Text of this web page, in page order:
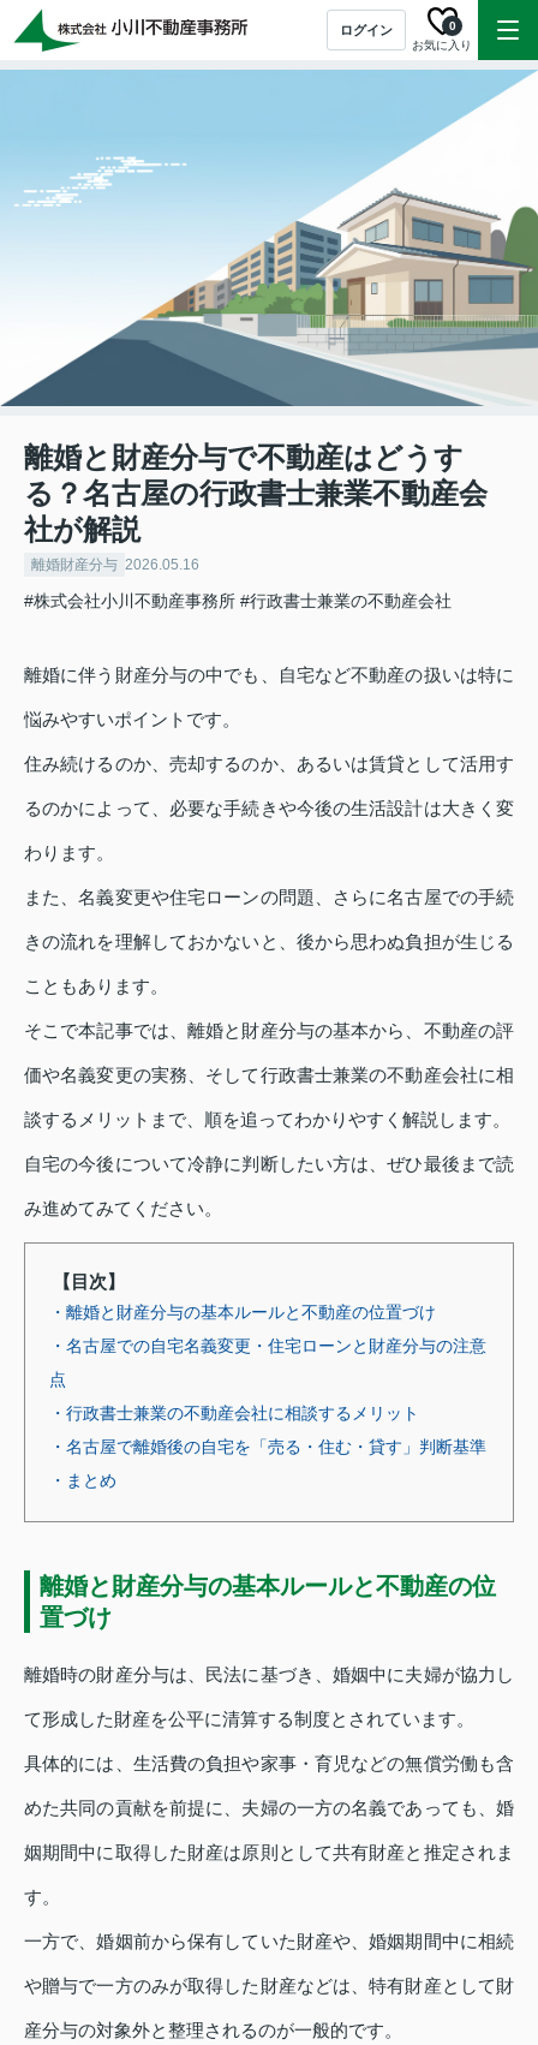
ログイン
お気に入り
0
離婚と財産分与で不動産はどうす
る？名古屋の行政書士兼業不動産会
社が解説
離婚財産分与 2026.05.16
#株式会社小川不動産事務所 #行政書士兼業の不動産会社
離婚に伴う財産分与の中でも、自宅など不動産の扱いは特に
悩みやすいポイントです。
住み続けるのか、売却するのか、あるいは賃貸として活用す
るのかによって、必要な手続きや今後の生活設計は大きく変
わります。
また、名義変更や住宅ローンの問題、さらに名古屋での手続
きの流れを理解しておかないと、後から思わぬ負担が生じる
こともあります。
そこで本記事では、離婚と財産分与の基本から、不動産の評
価や名義変更の実務、そして行政書士兼業の不動産会社に相
談するメリットまで、順を追ってわかりやすく解説します。
自宅の今後について冷静に判断したい方は、ぜひ最後まで読
み進めてみてください。
【目次】
・離婚と財産分与の基本ルールと不動産の位置づけ
・名古屋での自宅名義変更・住宅ローンと財産分与の注意
点
・行政書士兼業の不動産会社に相談するメリット
・名古屋で離婚後の自宅を「売る・住む・貸す」判断基準
・まとめ
離婚と財産分与の基本ルールと不動産の位
置づけ
離婚時の財産分与は、民法に基づき、婚姻中に夫婦が協力し
て形成した財産を公平に清算する制度とされています。
具体的には、生活費の負担や家事・育児などの無償労働も含
めた共同の貢献を前提に、夫婦の一方の名義であっても、婚
姻期間中に取得した財産は原則として共有財産と推定されま
す。
一方で、婚姻前から保有していた財産や、婚姻期間中に相続
や贈与で一方のみが取得した財産などは、特有財産として財
産分与の対象外と整理されるのが一般的です。